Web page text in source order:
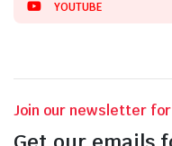
YOUTUBE
Join our newsletter